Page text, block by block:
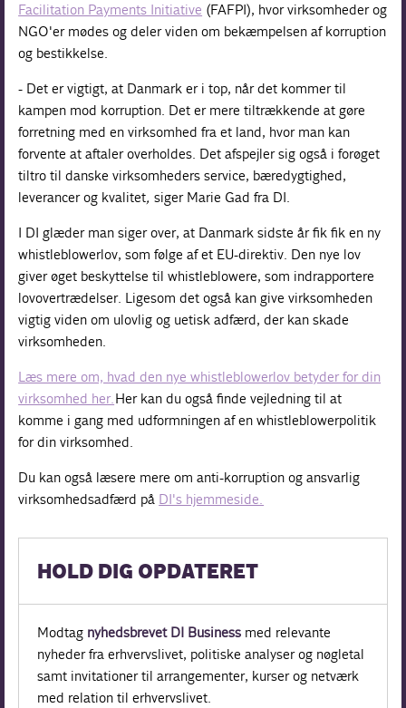
Facilitation Payments Initiative (FAFPI), hvor virksomheder og
NGO'er mødes og deler viden om bekæmpelsen af korruption
og bestikkelse.
- Det er vigtigt, at Danmark er i top, når det kommer til
kampen mod korruption. Det er mere tiltrækkende at gøre
forretning med en virksomhed fra et land, hvor man kan
forvente at aftaler overholdes. Det afspejler sig også i forøget
tiltro til danske virksomheders service, bæredygtighed,
leverancer og kvalitet, siger Marie Gad fra DI.
I DI glæder man siger over, at Danmark sidste år fik fik en ny
whistleblowerlov, som følge af et EU-direktiv. Den nye lov
giver øget beskyttelse til whistleblowere, som indrapportere
lovovertrædelser. Ligesom det også kan give virksomheden
vigtig viden om ulovlig og uetisk adfærd, der kan skade
virksomheden.
Læs mere om, hvad den nye whistleblowerlov betyder for din
virksomhed her.Her kan du også finde vejledning til at
komme i gang med udformningen af en whistleblowerpolitik
for din virksomhed.
Du kan også læsere mere om anti-korruption og ansvarlig
virksomhedsadfærd på DI's hjemmeside.
HOLD DIG OPDATERET
Modtag nyhedsbrevet DI Business med relevante
nyheder fra erhvervslivet, politiske analyser og nøgletal
samt invitationer til arrangementer, kurser og netværk
med relation til erhvervslivet.